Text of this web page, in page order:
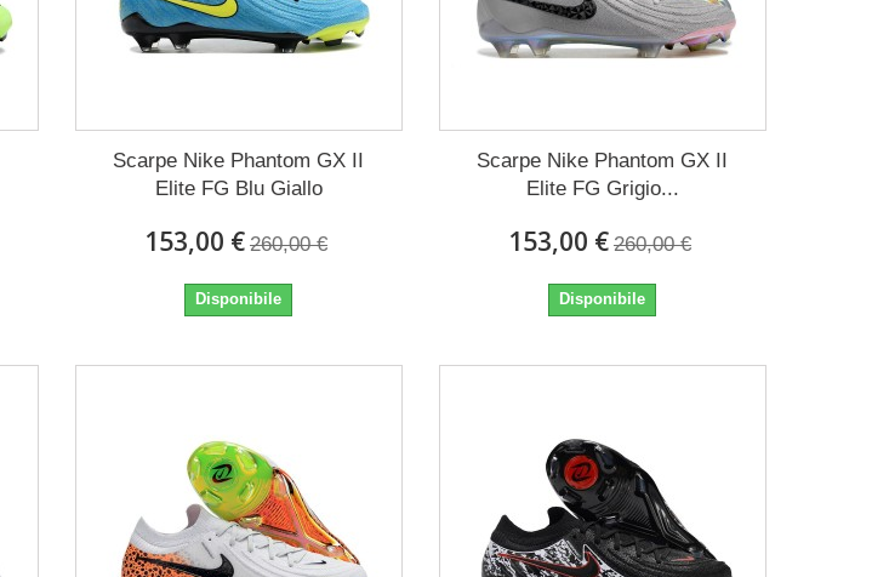
Scarpe Nike Phantom GX II
Elite FG Blu Giallo
153,00 € 260,00 €
Disponibile
Scarpe Nike Phantom GX II
Elite FG Grigio...
153,00 € 260,00 €
Disponibile